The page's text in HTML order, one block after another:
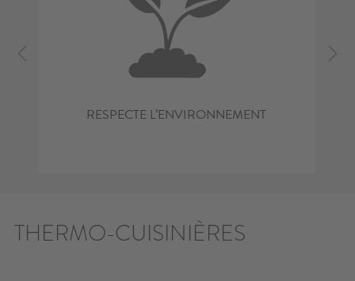
RESPECTE L’ENVIRONNEMENT
THERMO-CUISINIÈRES